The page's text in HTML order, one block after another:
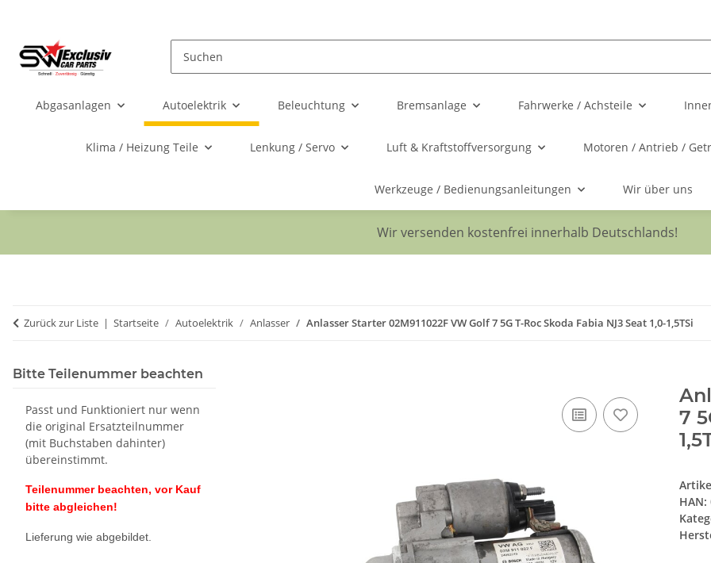
Abgasanlagen Autoelektrik Beleuchtung Bremsanlage Fahrwerke / Achsteile
Klima / Heizung Teile Lenkung / Servo Luft & Kraftstoffversorgung Motoren / Antrieb /
Werkzeuge / Bedienungsanleitungen Wir über uns
Wir versenden kostenfrei innerhalb Deutschlands!
Zurück zur Liste Startseite Autoelektrik Anlasser Anlasser Starter 02M911022F VW Golf 7 5G T-Roc Skoda Fabia NJ3 Seat 1,0-1,5TSi
7
HAN:
Bitte Teilenummer beachten
Passt und Funktioniert nur wenn
die original Ersatzteilnummer
(mit Buchstaben dahinter)
übereinstimmt.
Teilenummer beachten, vor Kauf
bitte abgleichen!
Lieferung wie abgebildet.